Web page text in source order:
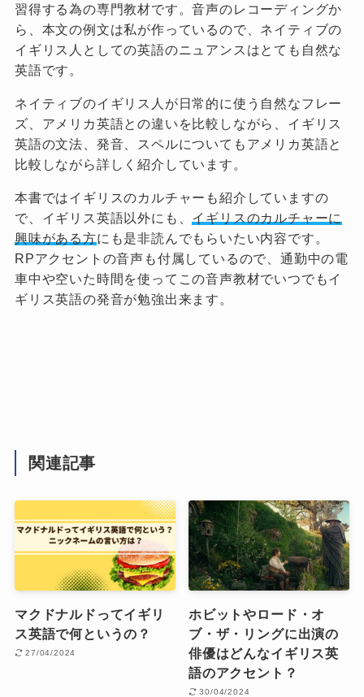
習得する為の専門教材です。音声のレコーディングか
ら、本文の例文は私が作っているので、ネイティブの
イギリス人としての英語のニュアンスはとても自然な
英語です。
ネイティブのイギリス人が日常的に使う自然なフレー
ズ、アメリカ英語との違いを比較しながら、イギリス
英語の文法、発音、スペルについてもアメリカ英語と
比較しながら詳しく紹介しています。
本書ではイギリスのカルチャーも紹介していますの
で、イギリス英語以外にも、 イギリスのカルチャーに
興味がある方にも是非読んでもらいたい内容です。
RPアクセントの音声も付属しているので、通勤中の電
車中や空いた時間を使ってこの音声教材でいつでもイ
ギリス英語の発音が勉強出来ます。
関連記事
マクドナルドってイギリ
ス英語で何というの？
27/04/2024
ホビットやロード・オ
ブ・ザ・リングに出演の
俳優はどんなイギリス英
語のアクセント？
30/04/2024